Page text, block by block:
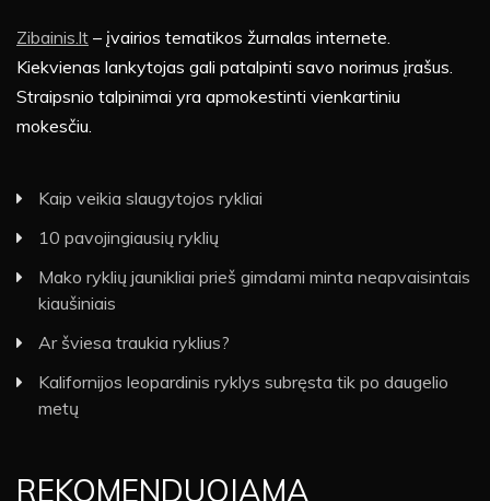
Zibainis.lt – įvairios tematikos žurnalas internete.
Kiekvienas lankytojas gali patalpinti savo norimus įrašus.
Straipsnio talpinimai yra apmokestinti vienkartiniu
mokesčiu.
Kaip veikia slaugytojos rykliai
10 pavojingiausių ryklių
Mako ryklių jaunikliai prieš gimdami minta neapvaisintais
kiaušiniais
Ar šviesa traukia ryklius?
Kalifornijos leopardinis ryklys subręsta tik po daugelio
metų
REKOMENDUOJAMA